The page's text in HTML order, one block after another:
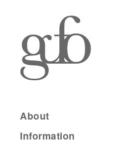
About
Information